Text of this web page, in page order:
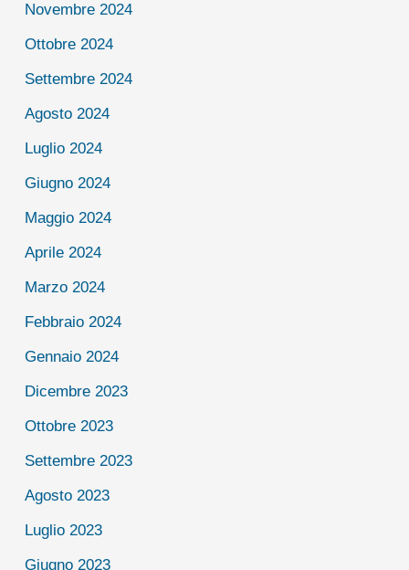
Novembre 2024
Ottobre 2024
Settembre 2024
Agosto 2024
Luglio 2024
Giugno 2024
Maggio 2024
Aprile 2024
Marzo 2024
Febbraio 2024
Gennaio 2024
Dicembre 2023
Ottobre 2023
Settembre 2023
Agosto 2023
Luglio 2023
Giugno 2023